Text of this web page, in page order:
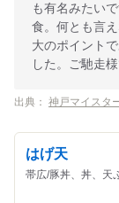
も有名みたい
食。何とも言
大のポイント
した。ご馳走様
出典： 神戸マイスタ
はげ天
帯広/豚丼、丼、天